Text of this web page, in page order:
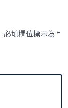
必填欄位標示為*